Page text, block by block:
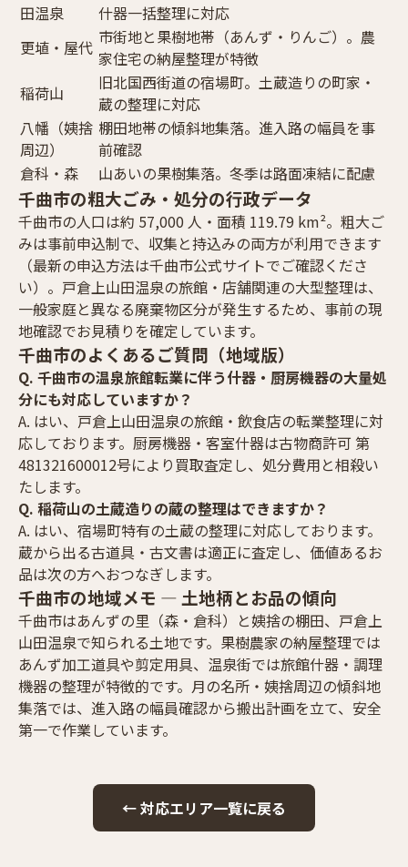
田温泉
什器一括整理に対応
更埴・屋代 市街地と果樹地帯（あんず・りんご）。農
家住宅の納屋整理が特徴
稲荷山
旧北国西街道の宿場町。土蔵造りの町家・
蔵の整理に対応
八幡（姨捨
周辺）
棚田地帯の傾斜地集落。進入路の幅員を事
前確認
倉科・森
山あいの果樹集落。冬季は路面凍結に配慮
千曲市の粗大ごみ・処分の行政データ
千曲市の人口は約 57,000 人・面積 119.79 km²。粗大ご
みは事前申込制で、収集と持込みの両方が利用できます
（最新の申込方法は千曲市公式サイトでご確認くださ
い）。戸倉上山田温泉の旅館・店舗関連の大型整理は、
一般家庭と異なる廃棄物区分が発生するため、事前の現
地確認でお見積りを確定しています。
千曲市のよくあるご質問（地域版）
Q. 千曲市の温泉旅館転業に伴う什器・厨房機器の大量処
分にも対応していますか？
A. はい、戸倉上山田温泉の旅館・飲食店の転業整理に対
応しております。厨房機器・客室什器は古物商許可 第
481321600012号により買取査定し、処分費用と相殺い
たします。
Q. 稲荷山の土蔵造りの蔵の整理はできますか？
A. はい、宿場町特有の土蔵の整理に対応しております。
蔵から出る古道具・古文書は適正に査定し、価値あるお
品は次の方へおつなぎします。
千曲市の地域メモ — 土地柄とお品の傾向
千曲市はあんずの里（森・倉科）と姨捨の棚田、戸倉上
山田温泉で知られる土地です。果樹農家の納屋整理では
あんず加工道具や剪定用具、温泉街では旅館什器・調理
機器の整理が特徴的です。月の名所・姨捨周辺の傾斜地
集落では、進入路の幅員確認から搬出計画を立て、安全
第一で作業しています。
← 対応エリア一覧に戻る